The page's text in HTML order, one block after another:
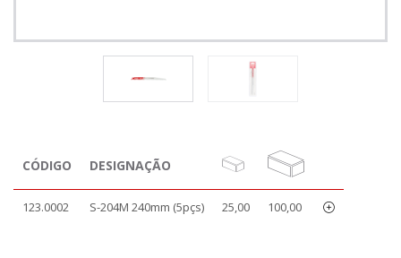
CÓDIGO DESIGNAÇÃO
123.0002 S-204M 240mm (5pçs) 25,00 100,00